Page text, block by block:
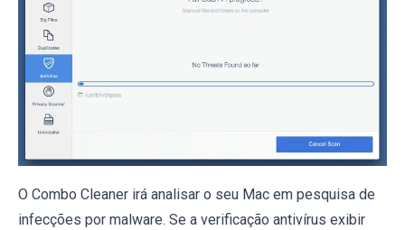
O Combo Cleaner irá analisar o seu Mac em pesquisa de
infecções por malware. Se a verificação antivírus exibir